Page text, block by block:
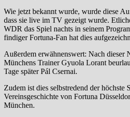
Wie jetzt bekannt wurde, wurde diese
dass sie live im TV gezeigt wurde.
WDR das Spiel nachts in seinem
findiger Fortuna-Fan hat dies
Außerdem erwähnenswert: Nach dieser
Münchens Trainer Gyuola Lorant
Tage später Pál Csernai.
Zudem ist dies selbstredend der höchste
Vereinsgeschichte von Fortuna
München.